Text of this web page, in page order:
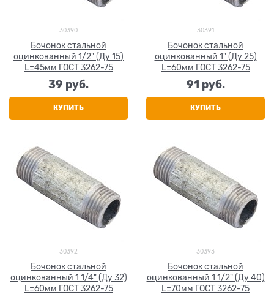
30390
Бочонок стальной
оцинкованный 1/2" (Ду 15)
L=45мм ГОСТ 3262-75
39 руб.
КУПИТЬ
30391
Бочонок стальной
оцинкованный 1" (Ду 25)
L=60мм ГОСТ 3262-75
91 руб.
КУПИТЬ
30392
Бочонок стальной
оцинкованный 1 1/4" (Ду 32)
L=60мм ГОСТ 3262-75
30393
Бочонок стальной
оцинкованный 1 1/2" (Ду 40)
L=70мм ГОСТ 3262-75